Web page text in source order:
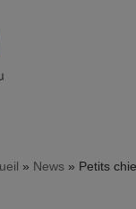
» News» Petits